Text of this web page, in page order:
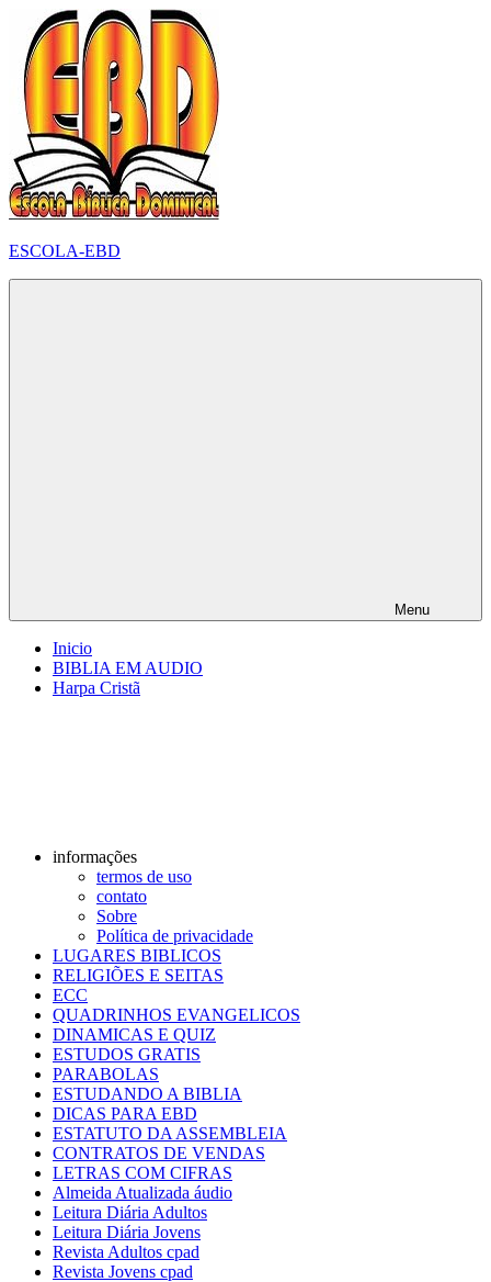
para
conteúdo
ESCOLA-EBD
Menu
Inicio
BIBLIA EM AUDIO
Harpa Cristã
informações
termos de uso
contato
Sobre
Política de privacidade
LUGARES BIBLICOS
RELIGIÕES E SEITAS
ECC
QUADRINHOS EVANGELICOS
DINAMICAS E QUIZ
ESTUDOS GRATIS
PARABOLAS
ESTUDANDO A BIBLIA
DICAS PARA EBD
ESTATUTO DA ASSEMBLEIA
CONTRATOS DE VENDAS
LETRAS COM CIFRAS
Almeida Atualizada áudio
Leitura Diária Adultos
Leitura Diária Jovens
Revista Adultos cpad
Revista Jovens cpad